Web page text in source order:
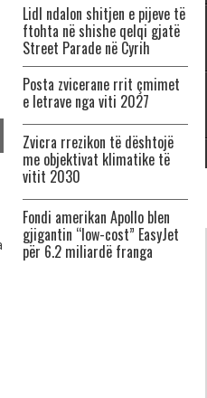
Lidl ndalon shitjen e pijeve të
ftohta në shishe qelqi gjatë
Street Parade në Cyrih
Posta zvicerane rrit çmimet
e letrave nga viti 2027
Zvicra rrezikon të dështojë
me objektivat klimatike të
vitit 2030
Fondi amerikan Apollo blen
gjigantin “low-cost” EasyJet
për 6.2 miliardë franga